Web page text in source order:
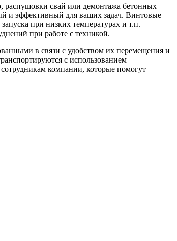
распушовки свай или демонтажа бетонных
и эффективный для ваших задач. Винтовые
при низких температурах и т.п.
при работе с техникой.
в связи с удобством их перемещения и
с использованием
компании, которые помогут